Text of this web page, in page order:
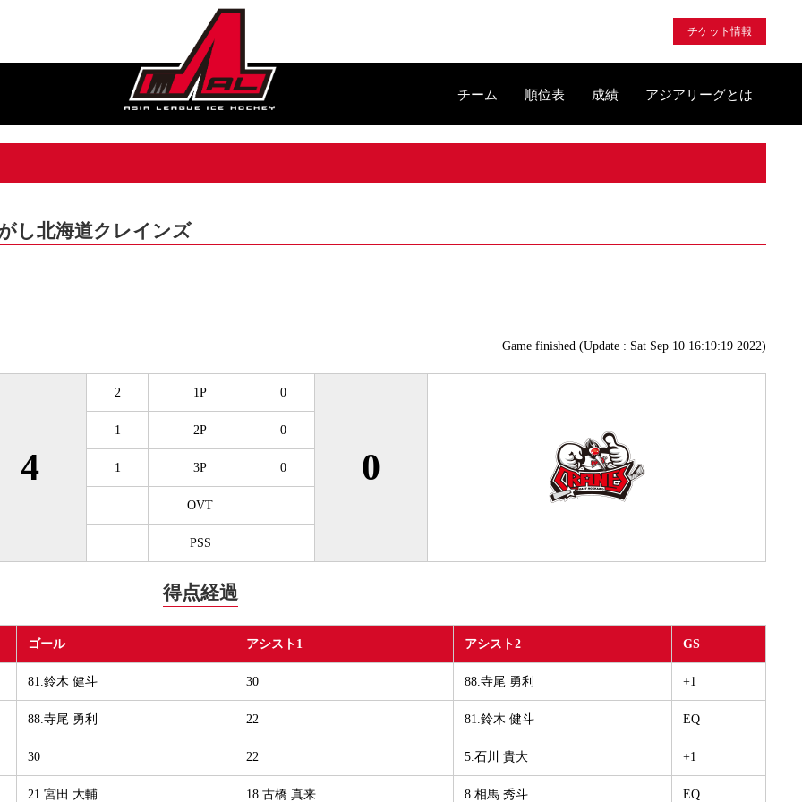
チケット情報
チーム 順位表 成績 アジアリーグとは
し北海道クレインズ
Game finished (Update : Sat Sep 10 16:19:19 2022)
4
2 1P 0
0
1 2P 0
1 3P 0
OVT
PSS
得点経過
ゴール アシスト1 アシスト2 GS
81.鈴木 健斗 30 88.寺尾 勇利 +1
88.寺尾 勇利 22 81.鈴木 健斗 EQ
30 22 5.石川 貴大 +1
21.宮田 大輔 18.古橋 真来 8.相馬 秀斗 EQ